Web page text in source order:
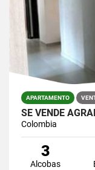
APARTAMENTO
Colombia
3
Alcobas